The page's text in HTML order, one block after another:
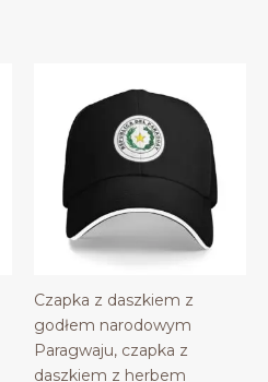
Czapka z daszkiem z
godłem narodowym
Paragwaju, czapka z
daszkiem z herbem